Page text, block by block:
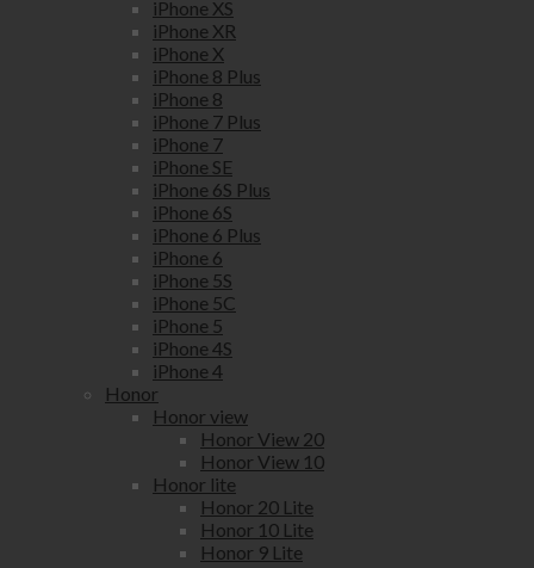
iPhone XS
iPhone XR
iPhone X
iPhone 8 Plus
iPhone 8
iPhone 7 Plus
iPhone 7
iPhone SE
iPhone 6S Plus
iPhone 6S
iPhone 6 Plus
iPhone 6
iPhone 5S
iPhone 5C
iPhone 5
iPhone 4S
iPhone 4
Honor
Honor view
Honor View 20
Honor View 10
Honor lite
Honor 20 Lite
Honor 10 Lite
Honor 9 Lite